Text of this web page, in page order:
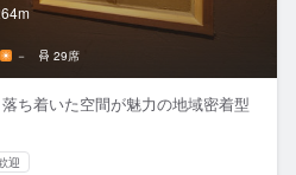
－ 29席
ち着いた空間が魅力の地域密着型
迎